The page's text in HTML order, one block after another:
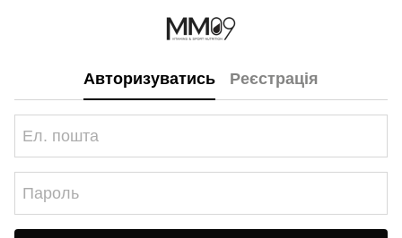
Авторизуватись Реєстрація